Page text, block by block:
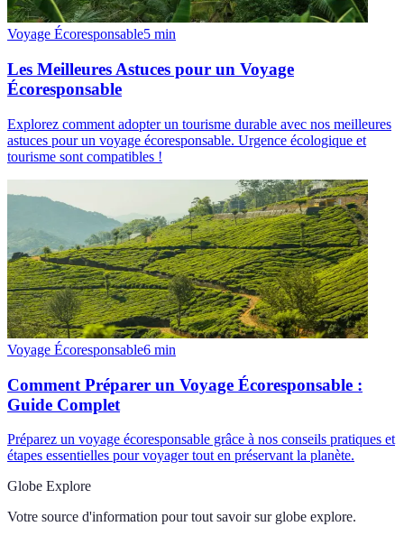
Voyage Écoresponsable5 min
Les Meilleures Astuces pour un Voyage
Écoresponsable
Explorez comment adopter un tourisme durable avec nos meilleures
astuces pour un voyage écoresponsable. Urgence écologique et
tourisme sont compatibles !
Voyage Écoresponsable6 min
Comment Préparer un Voyage Écoresponsable :
Guide Complet
Préparez un voyage écoresponsable grâce à nos conseils pratiques et
étapes essentielles pour voyager tout en préservant la planète.
Globe Explore
Votre source d'information pour tout savoir sur globe explore.